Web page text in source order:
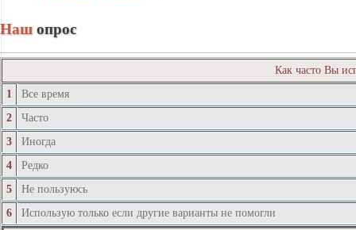
Нашопрос
Как часто Вы
1
Все время
2
Часто
3
Иногда
4
Редко
5
Не пользуюсь
6
Использую только если другие варианты не помогли